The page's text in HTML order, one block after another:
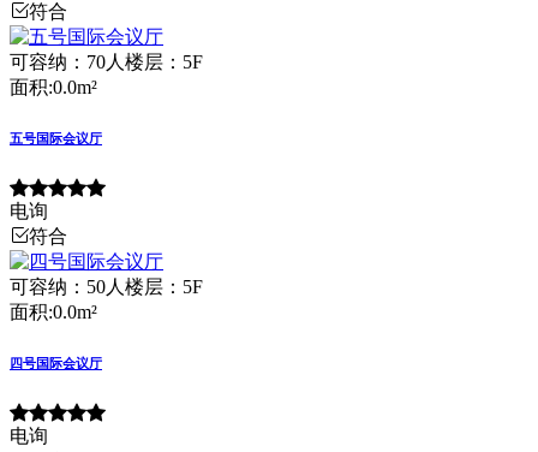
符合
可容纳：70人 楼层：5F
面积:0.0m²
五号国际会议厅
电询
符合
可容纳：50人 楼层：5F
面积:0.0m²
四号国际会议厅
电询